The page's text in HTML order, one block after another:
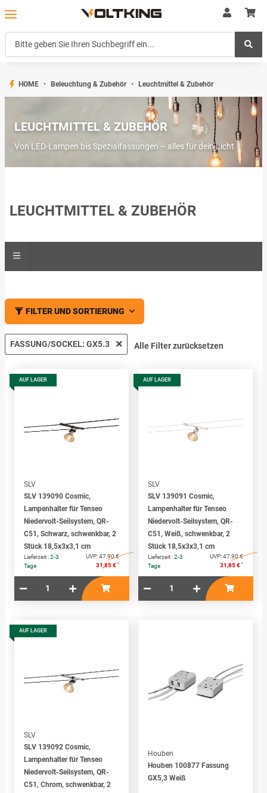
HOME Beleuchtung & Zubehör Leuchtmittel & Zubehör
LEUCHTMITTEL & ZUBEHÖR
Von LED-Lampen bis Spezialfassungen – alles für dein Licht
LEUCHTMITTEL & ZUBEHÖR
FILTER UND SORTIERUNG
FASSUNG/SOCKEL: GX5.3 Alle Filter zurücksetzen
AUF LAGER
SLV
SLV 139090 Cosmic,
Lampenhalter für Tenseo
Niedervolt-Seilsystem, QR-
C51, Schwarz, schwenkbar, 2
Stück 18,5x3x3,1 cm
Lieferzeit :2-3
Tage
UVP:47,90 €
31,85 € *
AUF LAGER
SLV
SLV 139091 Cosmic,
Lampenhalter für Tenseo
Niedervolt-Seilsystem, QR-
C51, Weiß, schwenkbar, 2
Stück 18,5x3x3,1 cm
Lieferzeit :2-3
Tage
UVP:47,90 €
31,85 € *
AUF LAGER
SLV
SLV 139092 Cosmic,
Lampenhalter für Tenseo
Niedervolt-Seilsystem, QR-
C51, Chrom, schwenkbar, 2
Houben
Houben 100877 Fassung
GX5,3 Weiß